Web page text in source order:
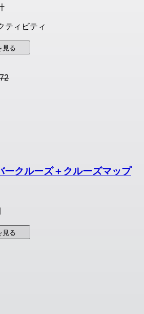
ティビティ
見る
ークルーズ＋クルーズマップ
見る